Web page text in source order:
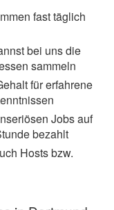
fast täglich
bei uns die
sammeln
für erfahrene
Jobs auf
bezahlt
Hosts bzw.